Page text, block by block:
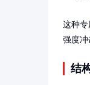
这种专
强度冲
结